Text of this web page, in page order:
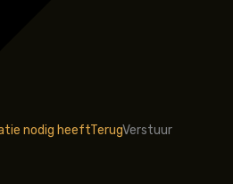
nodig heeftTerugVerstuur